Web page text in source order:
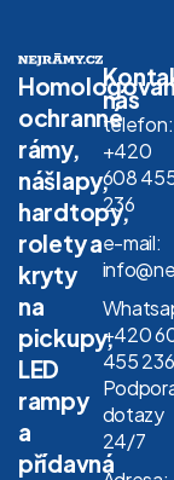
ochranné
rámy,
nášlapy,
hardtopy,
rolety a
kryty
na
pickupy,
LED
rampy
a
přídavná
nás
telefon:
+420
608
236
e-mail:
+420
455
dotazy
24/7